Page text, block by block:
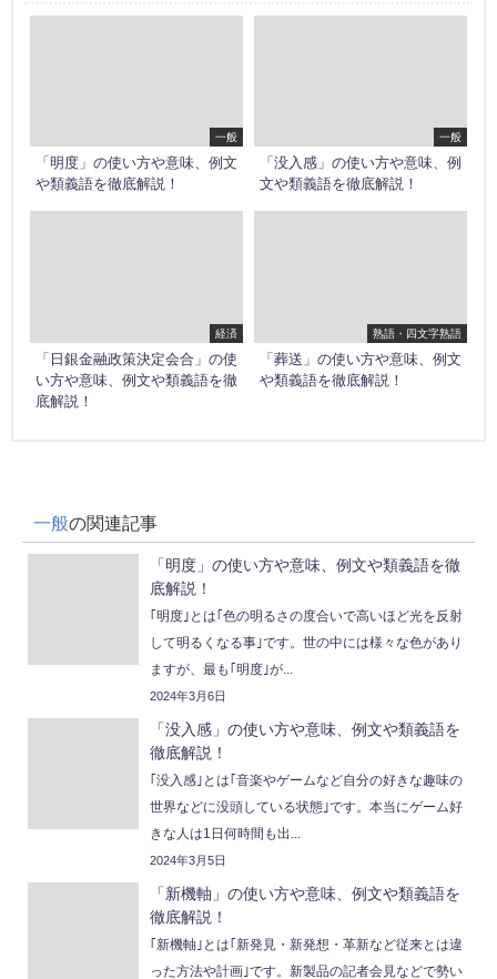
一般
「明度」の使い方や意味、例文
や類義語を徹底解説！
一般
「没入感」の使い方や意味、例
文や類義語を徹底解説！
経済
「日銀金融政策決定会合」の使
い方や意味、例文や類義語を徹
底解説！
熟語・四文字熟語
「葬送」の使い方や意味、例文
や類義語を徹底解説！
一般の関連記事
「明度」の使い方や意味、例文や類義語を徹
底解説！
｢明度｣とは｢色の明るさの度合いで高いほど光を反射
して明るくなる事｣です。世の中には様々な色があり
ますが、最も｢明度｣が...
2024年3月6日
「没入感」の使い方や意味、例文や類義語を
徹底解説！
｢没入感｣とは｢音楽やゲームなど自分の好きな趣味の
世界などに没頭している状態｣です。本当にゲーム好
きな人は1日何時間も出...
2024年3月5日
「新機軸」の使い方や意味、例文や類義語を
徹底解説！
｢新機軸｣とは｢新発見・新発想・革新など従来とは違
った方法や計画｣です。新製品の記者会見などで勢い